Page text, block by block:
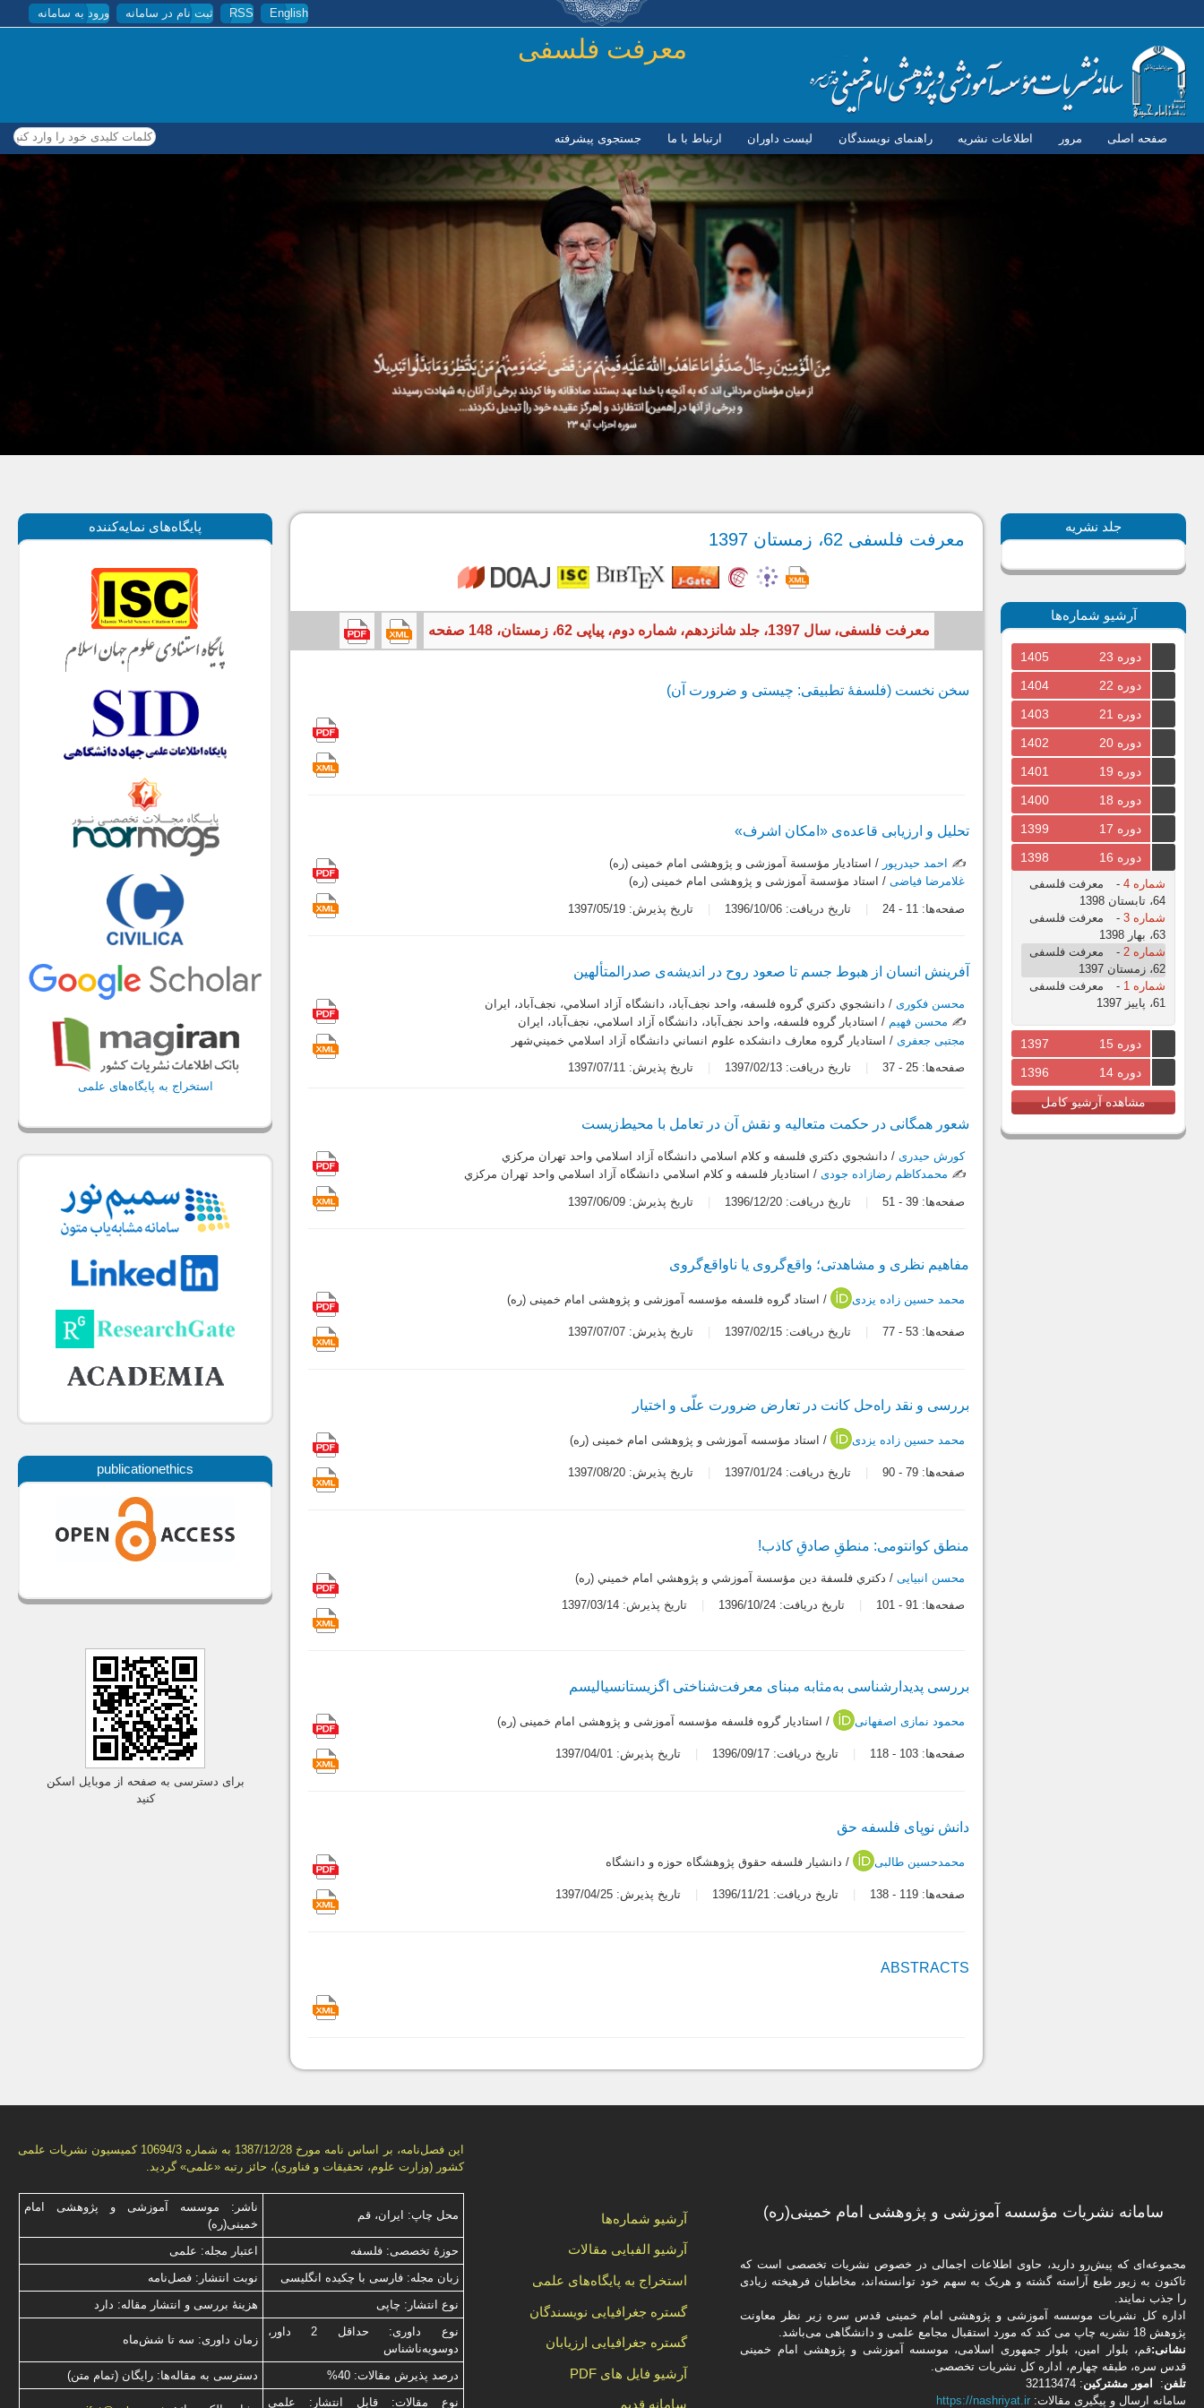
رفتن به محتوای اصلی English
RSS ثبت نام در سامانه ورود به سامانه
معرفت فلسفی
صفحه اصلی مرور اطلاعات نشریه راهنمای نویسندگان لیست داوران ارتباط با ما جستجوی پیشرفته کلمات کلیدی خود را وارد کنید
جلد نشریه
آرشیو شماره‌ها
دوره 23
1405
دوره 22
1404
دوره 21
1403
دوره 20
1402
دوره 19
1401
دوره 18
1400
دوره 17
1399
دوره 16
1398
شماره 4 -
معرفت فلسفی
64، تابستان 1398
شماره 3
-
معرفت فلسفی
63، بهار 1398
شماره 2
-
معرفت فلسفی
62، زمستان 1397
شماره 1
-
معرفت فلسفی
61، پاییز 1397
دوره 15
1397
دوره 14
1396
مشاهده آرشیو کامل
معرفت فلسفی 62، زمستان 1397
معرفت فلسفی، سال 1397، جلد شانزدهم، شماره دوم، پیاپی 62، زمستان، 148 صفحه
سخن نخست (فلسفۀ تطبیقی: چیستی و ضرورت آن)
تحلیل و ارزیابی قاعده‌ی «امکان اشرف»
✍️ احمد حیدرپور / استادیار مؤسسة آموزشی و پژوهشی امام خمینی (ره)
غلامرضا فیاضی/ استاد مؤسسة آموزشی و پژوهشی امام خمینی (ره)
صفحه‌ها: 11
-
24 تاریخ دریافت: 1396/10/06 تاریخ پذیرش: 1397/05/19
آفرینش انسان از هبوط جسم تا صعود روح در اندیشه‌ی صدرالمتألهین
محسن فکوری/ دانشجوي دكتري گروه فلسفه، واحد نجف‌آباد، دانشگاه آزاد اسلامي، نجف‌آباد، ايران
✍️ محسن فهیم / استاديار گروه فلسفه، واحد نجف‌آباد، دانشگاه آزاد اسلامي، نجف‌آباد، ايران
مجتبی جعفری / استاديار گروه معارف دانشكده علوم انساني دانشگاه آزاد اسلامي خميني‌شهر
صفحه‌ها: 25
-
37 تاریخ دریافت: 1397/02/13 تاریخ پذیرش: 1397/07/11
شعور همگانی در حکمت متعالیه و نقش آن در تعامل با محیط‌زیست
کورش حیدری/ دانشجوي دكتري فلسفه و كلام اسلامي دانشگاه آزاد اسلامي واحد تهران مركزي
✍️ محمدکاظم رضازاده جودی/ استاديار فلسفه و كلام اسلامي دانشگاه آزاد اسلامي واحد تهران مركزي
صفحه‌ها: 39
-
51 تاریخ دریافت: 1396/12/20 تاریخ پذیرش: 1397/06/09
مفاهیم نظری و مشاهدتی؛ واقع‌گروی یا ناواقع‌گروی
محمد حسین زاده یزدی / استاد گروه فلسفه مؤسسه آموزشی و پژوهشی امام خمینی (ره)
صفحه‌ها: 53
-
77 تاریخ دریافت: 1397/02/15 تاریخ پذیرش: 1397/07/07
بررسی و نقد راه‌حل کانت در تعارض ضرورت علّی و اختیار
محمد حسین زاده یزدی / استاد مؤسسه آموزشی و پژوهشی امام خمینی (ره)
صفحه‌ها: 79
-
90 تاریخ دریافت: 1397/01/24 تاریخ پذیرش: 1397/08/20
منطق کوانتومی: منطقِ صادقِ کاذب!
محسن انبیایی/ دكتري فلسفة دين مؤسسة آموزشي و پژوهشي امام خميني (ره)
صفحه‌ها: 91
-
101 تاریخ دریافت: 1396/10/24 تاریخ پذیرش: 1397/03/14
بررسی پدیدارشناسی به‌مثابه مبنای معرفت‌شناختی اگزیستانسیالیسم
محمود نمازی اصفهانی / استادیار گروه فلسفه مؤسسه آموزشی و پژوهشی امام خمینی (ره)
صفحه‌ها: 103
-
118 تاریخ دریافت: 1396/09/17 تاریخ پذیرش: 1397/04/01
دانش نوپای فلسفه حق
محمدحسین طالبی / دانشیار فلسفه حقوق پژوهشگاه حوزه و دانشگاه
صفحه‌ها: 119
-
138 تاریخ دریافت: 1396/11/21 تاریخ پذیرش: 1397/04/25
ABSTRACTS
پايگاه‌های نمايه‌كننده
استخراج به پایگاه‌های علمی
publicationethics
برای دسترسی به صفحه از موبایل اسکن
کنید
این فصل‌نامه، بر اساس نامه مورخ 1387/12/28 به شماره 10694/3 كمیسیون نشریات علمی
كشور (وزارت علوم، تحقیقات و فناوری)، حائز رتبه «علمی» گردید.
محل چاپ: ایران، قم
ناشر: موسسه آموزشی و پژوهشی امام
خمینی(ره)
حوزۀ تخصصی: فلسفه
اعتبار مجله: علمی
زبان مجله: فارسی با چكیده انگلیسی
نوبت انتشار: فصل‌نامه
نوع انتشار: چاپی
هزینۀ بررسی و انتشار مقاله: دارد
نوع داوری: حداقل 2 داور،
دوسویه‌ناشناس
زمان داوری: سه تا شش‌ماه
درصد پذیرش مقالات: 40%
دسترسی به مقاله‌ها: رایگان (تمام متن)
نوع مقالات: قابل انتشار: علمی
آرشیو شماره‌ها
آرشیو الفبایی مقالات
استخراج به پایگاه‌های علمی
گستره جغرافیایی نویسندگان
گستره جغرافیایی ارزیابان
آرشیو فایل های PDF
سامانه قدیم
سامانه نشریات مؤسسه آموزشی و پژوهشی امام خمینی(ره)
مجموعه‌ای که پیش‌رو دارید،‌ حاوی اطلاعات اجمالی در خصوص نشریات تخصصی است که
تاکنون به زیور طبع آراسته گشته و هریک به سهم خود توانسته‌اند، مخاطبان فرهیخته‌ زیادی
را جذب نمایند.
اداره كل نشریات موسسه آموزشی و پژوهشی امام خمینی قدس سره زیر نظر معاونت
پژوهش 18 نشریه چاپ می کند که مورد استقبال مجامع علمی و دانشگاهی می‌باشد.
نشانی:قم، بلوار امین، بلوار جمهوری اسلامی، موسسه آموزشی و پژوهشی امام خمینی
قدس سره، طبقه چهارم، اداره كل نشریات تخصصی.
تلفن: امور مشتركین: 32113474
سامانه ارسال و پیگیری مقالات:https://nashriyat.ir